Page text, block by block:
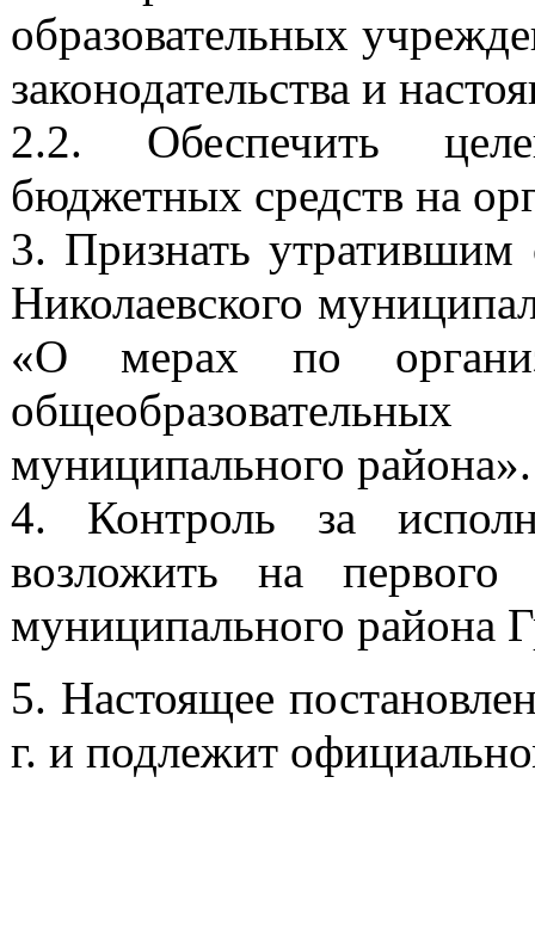
образовательных
законодательства и
2.2. Обеспечить
бюджетных средств на
3. Признать утратившим
Николаевского
«О мерах по
муниципального района».
4. Контроль за
возложить на первого
муниципального района
5. Настоящее
г. и подлежит